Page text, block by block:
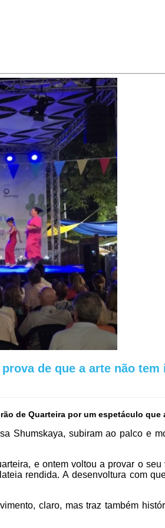
de que a arte não tem
de Quarteira por um espetáculo
Shumskaya, subiram ao palco e
e ontem voltou a provar o
rendida. A desenvoltura com
claro, mas traz também